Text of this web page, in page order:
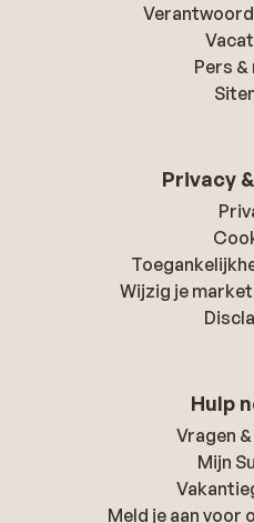
Pers &
Privacy
Wijzig je
Hulp
Vragen
Mijn
Meld je aan voor